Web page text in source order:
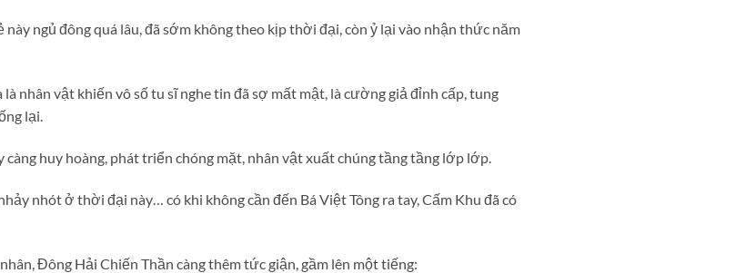
này ngủ đông quá lâu, đã sớm không theo kịp thời đại, còn ỷ lại vào nhận thức năm
nhân vật khiến vô số tu sĩ nghe tin đã sợ mất mật, là cường giả đỉnh cấp, tung
lại.
huy hoàng, phát triển chóng mặt, nhân vật xuất chúng tầng tầng lớp lớp.
nhót ở thời đại này… có khi không cần đến Bá Việt Tông ra tay, Cấm Khu đã có
Đông Hải Chiến Thần càng thêm tức giận, gầm lên một tiếng: